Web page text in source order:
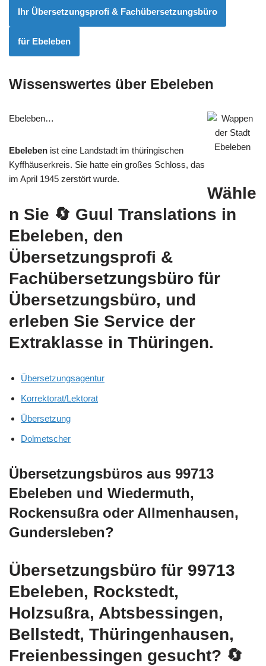
Ihr Übersetzungsprofi & Fachübersetzungsbüro
für Ebeleben
Wissenswertes über Ebeleben
Ebeleben…
Ebeleben ist eine Landstadt im thüringischen
Kyffhäuserkreis. Sie hatte ein großes Schloss, das
im April 1945 zerstört wurde.
Wähle
n Sie 🔄 Guul Translations in
Ebeleben, den
Übersetzungsprofi &
Fachübersetzungsbüro für
Übersetzungsbüro, und
erleben Sie Service der
Extraklasse in Thüringen.
Übersetzungsagentur
Korrektorat/Lektorat
Übersetzung
Dolmetscher
Übersetzungsbüros aus 99713
Ebeleben und Wiedermuth,
Rockensußra oder Allmenhausen,
Gundersleben?
Übersetzungsbüro für 99713
Ebeleben, Rockstedt,
Holzsußra, Abtsbessingen,
Bellstedt, Thüringenhausen,
Freienbessingen gesucht? 🔄